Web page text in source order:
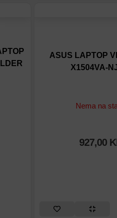
ASUS LAPTOP
X1504VA-
Nema na
927,00